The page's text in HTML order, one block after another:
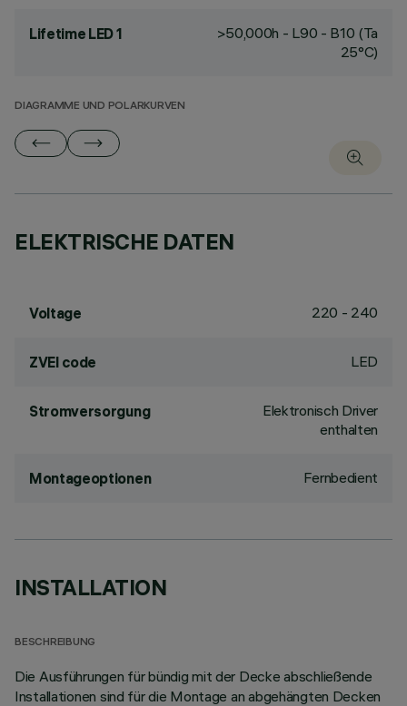
Lifetime LED 1
>50,000h - L90 - B10 (Ta
25°C)
DIAGRAMME UND POLARKURVEN
ELEKTRISCHE DATEN
Voltage 220 - 240
ZVEI code LED
Stromversorgung
Elektronisch Driver
enthalten
Montageoptionen Fernbedient
INSTALLATION
BESCHREIBUNG
Die Ausführungen für bündig mit der Decke abschließende
Installationen sind für die Montage an abgehängten Decken